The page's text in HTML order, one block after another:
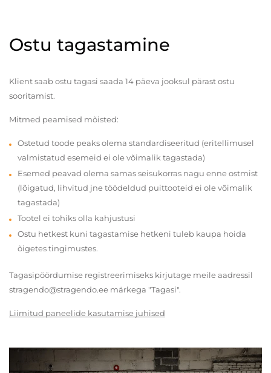
Ostu tagastamine
Klient saab ostu tagasi saada 14 päeva jooksul pärast ostu
sooritamist.
Mitmed peamised mõisted:
Ostetud toode peaks olema standardiseeritud (eritellimusel
valmistatud esemeid ei ole võimalik tagastada)
Esemed peavad olema samas seisukorras nagu enne ostmist
(lõigatud, lihvitud jne töödeldud puittooteid ei ole võimalik
tagastada)
Tootel ei tohiks olla kahjustusi
Ostu hetkest kuni tagastamise hetkeni tuleb kaupa hoida
õigetes tingimustes.
Tagasipöördumise registreerimiseks kirjutage meile aadressil
stragendo@stragendo.ee märkega "Tagasi".
Liimitud paneelide kasutamise juhised